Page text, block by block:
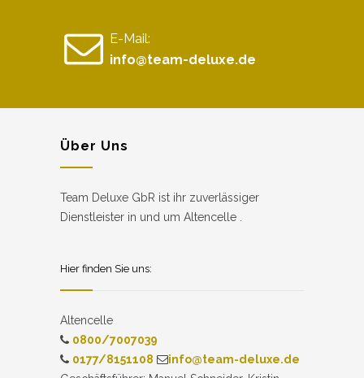
E-Mail:
info@team-deluxe.de
Über Uns
Team Deluxe GbR ist ihr zuverlässiger
Dienstleister in und um Altencelle .
Hier finden Sie uns:
Altencelle
0800/7007039
0177/8151108
info@team-deluxe.de